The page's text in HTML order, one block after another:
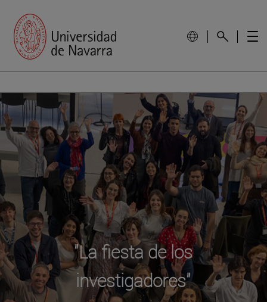
"La fiesta de los
investigadores"